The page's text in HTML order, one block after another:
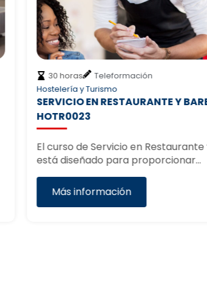
30 horas
Teleformación
Hostelería y Turismo
SERVICIO EN RESTAURANTE Y
HOTR0023
El curso de Servicio en Restaurante
está diseñado para proporcionar…
Más información